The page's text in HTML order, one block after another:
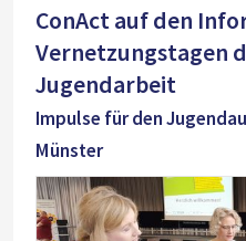
ConAct auf den
Vernetzungstagen
Jugendarbeit
Impulse für den
Münster